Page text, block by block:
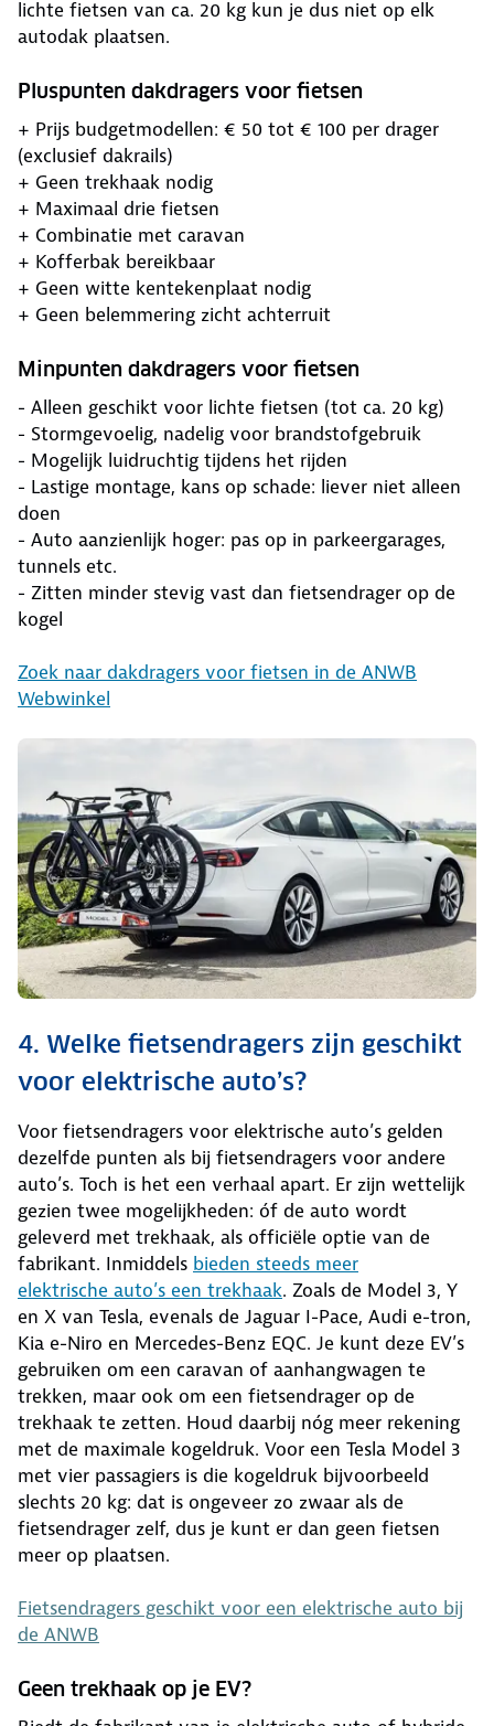
lichte fietsen van ca. 20 kg kun je dus niet op elk
autodak plaatsen.
Pluspunten dakdragers voor fietsen
+ Prijs budgetmodellen: € 50 tot € 100 per drager
(exclusief dakrails)
+ Geen trekhaak nodig
+ Maximaal drie fietsen
+ Combinatie met caravan
+ Kofferbak bereikbaar
+ Geen witte kentekenplaat nodig
+ Geen belemmering zicht achterruit
Minpunten dakdragers voor fietsen
- Alleen geschikt voor lichte fietsen (tot ca. 20 kg)
- Stormgevoelig, nadelig voor brandstofgebruik
- Mogelijk luidruchtig tijdens het rijden
- Lastige montage, kans op schade: liever niet alleen
doen
- Auto aanzienlijk hoger: pas op in parkeergarages,
tunnels etc.
- Zitten minder stevig vast dan fietsendrager op de
kogel
Zoek naar dakdragers voor fietsen in de ANWB
Webwinkel
4. Welke fietsendragers zijn geschikt
voor elektrische auto’s?
Voor fietsendragers voor elektrische auto’s gelden
dezelfde punten als bij fietsendragers voor andere
auto’s. Toch is het een verhaal apart. Er zijn wettelijk
gezien twee mogelijkheden: óf de auto wordt
geleverd met trekhaak, als officiële optie van de
fabrikant. Inmiddels bieden steeds meer
elektrische auto’s een trekhaak. Zoals de Model 3, Y
en X van Tesla, evenals de Jaguar I-Pace, Audi e-tron,
Kia e-Niro en Mercedes-Benz EQC. Je kunt deze EV’s
gebruiken om een caravan of aanhangwagen te
trekken, maar ook om een fietsendrager op de
trekhaak te zetten. Houd daarbij nóg meer rekening
met de maximale kogeldruk. Voor een Tesla Model 3
met vier passagiers is die kogeldruk bijvoorbeeld
slechts 20 kg: dat is ongeveer zo zwaar als de
fietsendrager zelf, dus je kunt er dan geen fietsen
meer op plaatsen.
Fietsendragers geschikt voor een elektrische auto bij
de ANWB
Geen trekhaak op je EV?